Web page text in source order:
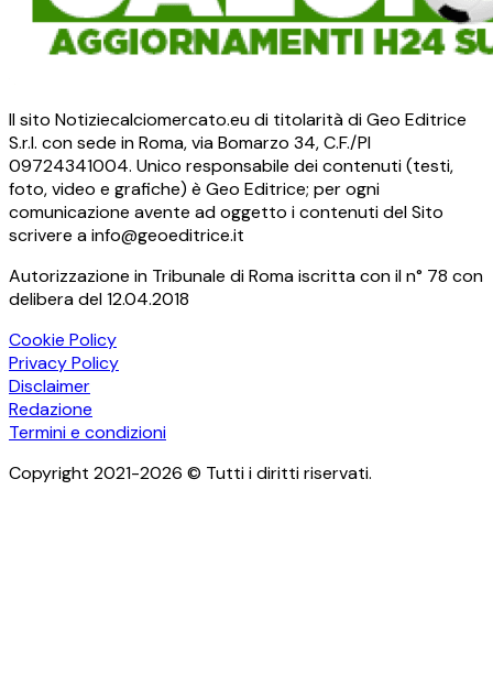
Il sito Notiziecalciomercato.eu di titolarità di Geo Editrice
S.r.l. con sede in Roma, via Bomarzo 34, C.F./PI
09724341004. Unico responsabile dei contenuti (testi,
foto, video e grafiche) è Geo Editrice; per ogni
comunicazione avente ad oggetto i contenuti del Sito
scrivere a info@geoeditrice.it
Autorizzazione in Tribunale di Roma iscritta con il n° 78 con
delibera del 12.04.2018
Cookie Policy
Privacy Policy
Disclaimer
Redazione
Termini e condizioni
Copyright 2021-2026 © Tutti i diritti riservati.